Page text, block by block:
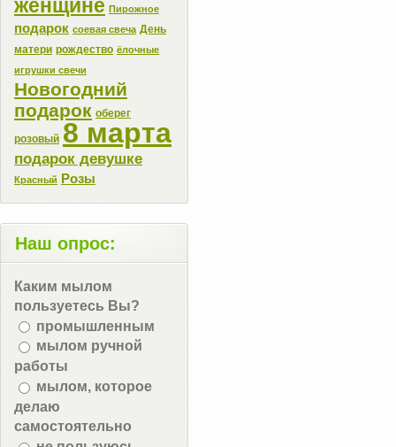
женщине Пирожное
подарок соевая свеча День
матери рождество ёлочные
игрушки свечи
Новогодний
подарок оберег
розовый 8 марта
подарок девушке
Красный Розы
Наш опрос:
Каким мылом
пользуетесь Вы?
промышленным
мылом ручной
работы
мылом, которое
делаю
самостоятельно